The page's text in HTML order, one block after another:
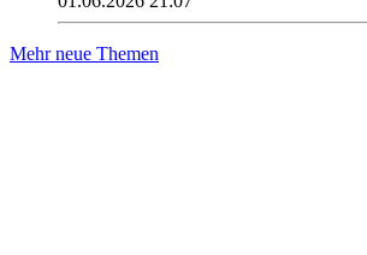
Mehr neue Themen